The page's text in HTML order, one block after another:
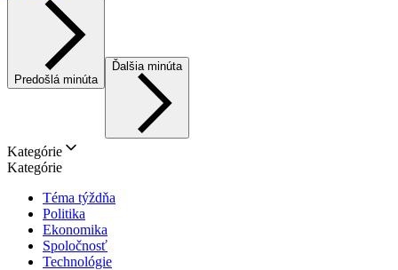
Predošlá minúta
Ďalšia minúta
Kategórie
Kategórie
Téma týždňa
Politika
Ekonomika
Spoločnosť
Technológie